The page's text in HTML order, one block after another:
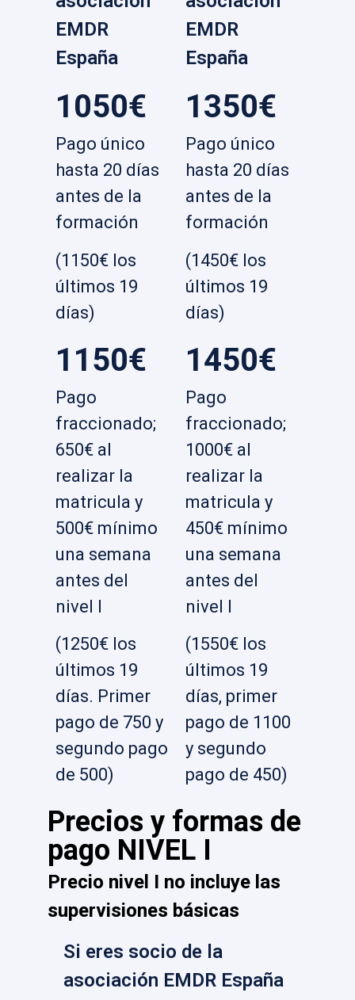
EMDR
España
1050€
Pago único
hasta 20 días
antes de la
formación
(1150€ los
últimos 19
días)
1150€
Pago
fraccionado;
650€ al
realizar la
matricula y
500€ mínimo
una semana
antes del
nivel I
(1250€ los
últimos 19
días. Primer
pago de 750 y
segundo pago
de 500)
EMDR
España
1350€
Pago único
hasta 20 días
antes de la
formación
(1450€ los
últimos 19
días)
1450€
Pago
fraccionado;
1000€ al
realizar la
matricula y
450€ mínimo
una semana
antes del
nivel I
(1550€ los
últimos 19
días, primer
pago de 1100
y segundo
pago de 450)
Precios y formas de
pago NIVEL I
Precio nivel I no incluye las
supervisiones básicas
Si eres socio de la
asociación EMDR España